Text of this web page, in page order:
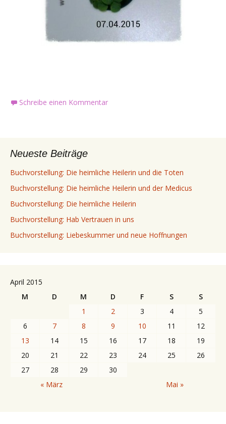
Schreibe einen Kommentar
Neueste Beiträge
Buchvorstellung: Die heimliche Heilerin und die Toten
Buchvorstellung: Die heimliche Heilerin und der Medicus
Buchvorstellung: Die heimliche Heilerin
Buchvorstellung: Hab Vertrauen in uns
Buchvorstellung: Liebeskummer und neue Hoffnungen
April 2015
M
D M D F S
S
1
2 3 4
5
6
7 8 9 10 11
12
13
14 15 16 17 18
19
20
21 22 23 24 25
26
27
28 29
30
« März
Mai »